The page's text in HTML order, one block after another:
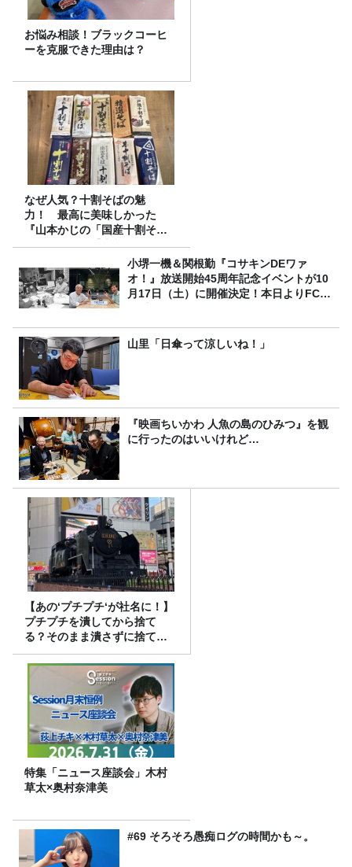
お悩み相談！ブラックコーヒ
ーを克服できた理由は？
なぜ人気？十割そばの魅
力！ 最高に美味しかった
『山本かじの「国産十割そ
ば」』とは？【十割そば10種
小堺一機＆関根勤『コサキンDEワァ
オ！』放送開始45周年記念イベントが10
月17日（土）に開催決定！本日よりFC先
山里「日傘って涼しいね！」
『映画ちいかわ 人魚の島のひみつ』を観
に行ったのはいいけれど…
【あの‘プチプチ‘が社名に！】
プチプチを潰してから捨て
る？そのまま潰さずに捨て
る？
特集「ニュース座談会」木村
草太×奥村奈津美
#69 そろそろ愚痴ログの時間かも～。